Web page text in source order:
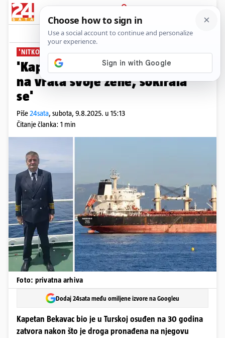
PRIJAVA
News Komentari
'NITKO NIJE ZNAO DA DOLAZI'
'Kapetan Bekavac jutros došao
na vrata svoje žene, šokirala
se'
Piše24sata, subota, 9.8.2025. u 15:13
Čitanje članka: 1 min
Foto: privatna arhiva
Dodaj 24sata među omiljene izvore na Googleu
Kapetan Bekavac bio je u Turskoj osuđen na 30 godina
zatvora nakon što je droga pronađena na njegovu